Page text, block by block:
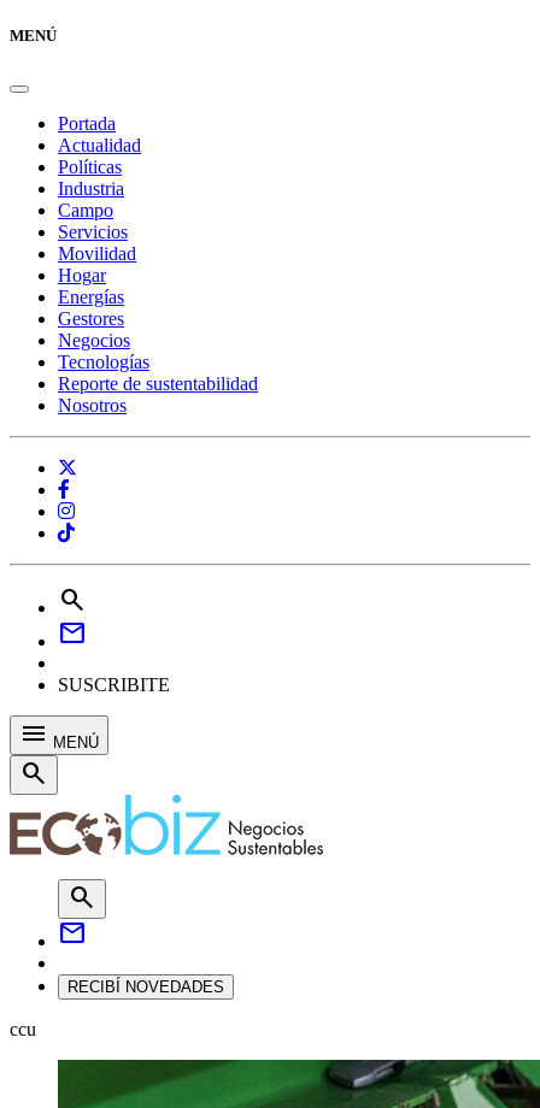
MENÚ
Portada
Actualidad
Políticas
Industria
Campo
Servicios
Movilidad
Hogar
Energías
Gestores
Negocios
Tecnologías
Reporte de sustentabilidad
Nosotros
search
mail
SUSCRIBITE
menu MENÚ
search
search
mail
RECIBÍ NOVEDADES
ccu